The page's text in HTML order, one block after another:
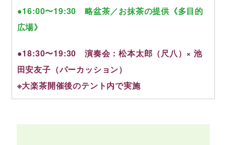
●16:00〜19:30 略盆茶／お抹茶の提供《多目的
広場》
●18:30〜19:30 演奏会：松本太郎（尺八）× 池
田安友子（パーカッション）
※大楽茶開催後のテント内で実施